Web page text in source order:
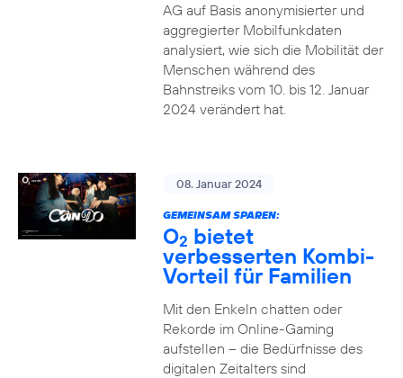
AG auf Basis anonymisierter und
aggregierter Mobilfunkdaten
analysiert, wie sich die Mobilität der
Menschen während des
Bahnstreiks vom 10. bis 12. Januar
2024 verändert hat.
08. Januar 2024
GEMEINSAM SPAREN:
O2 bietet
verbesserten Kombi-
Vorteil für Familien
Mit den Enkeln chatten oder
Rekorde im Online-Gaming
aufstellen – die Bedürfnisse des
digitalen Zeitalters sind